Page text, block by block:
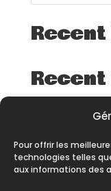
Pour offrir les
technologies telles
aux informations des